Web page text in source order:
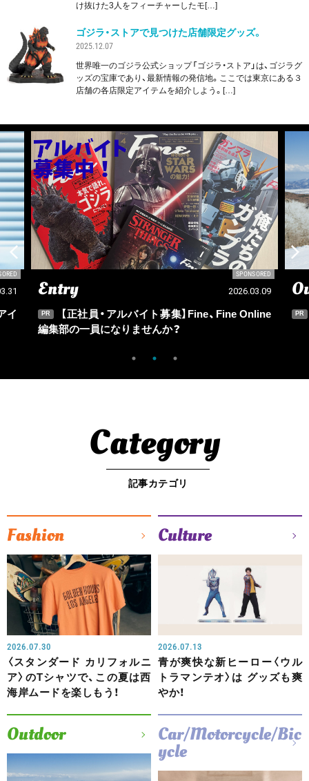
け抜けた3人をフィーチャーしたモ[…]
ゴジラ・ストアで見つけた店舗限定グッズ。
2025.12.07
世界唯一のゴジラ公式ショップ「ゴジラ・ストア」は、ゴジラグ
ッズの宝庫であり、最新情報の発信地。ここでは東京にある３
店舗の各店限定アイテムを紹介しよう。[…]
イ
SPONSORED
Entry 2026.03.09
PR
【正社員・アルバイト募集】Fine、Fine Online
編集部の一員になりませんか？
PR
Category
記事カテゴリ
Fashion
2026.07.30
〈スタンダード カリフォルニ
ア〉のTシャツで、この夏は西
海岸ムードを楽しもう！
Culture
2026.07.13
青が爽快な新ヒーロー〈ウル
トラマンテオ〉は グッズも爽
やか！
Outdoor Car/Motorcycle/Bic
ycle